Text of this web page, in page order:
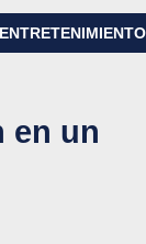
ENTRETENIMIENTO
en un